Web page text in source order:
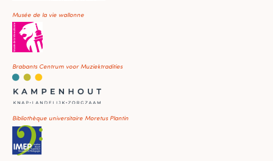
Musée de la vie wallonne
Brabants Centrum voor Muziektradities
Bibliothèque universitaire Moretus Plantin